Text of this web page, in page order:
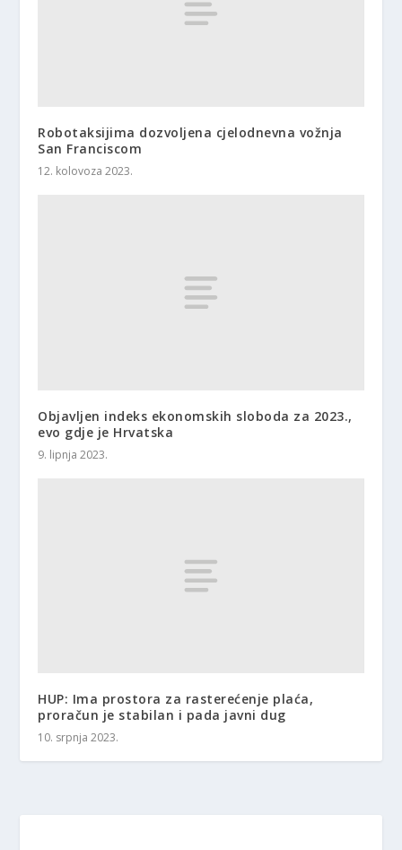
Robotaksijima dozvoljena cjelodnevna vožnja
San Franciscom
12. kolovoza 2023.
Objavljen indeks ekonomskih sloboda za 2023.,
evo gdje je Hrvatska
9. lipnja 2023.
HUP: Ima prostora za rasterećenje plaća,
proračun je stabilan i pada javni dug
10. srpnja 2023.